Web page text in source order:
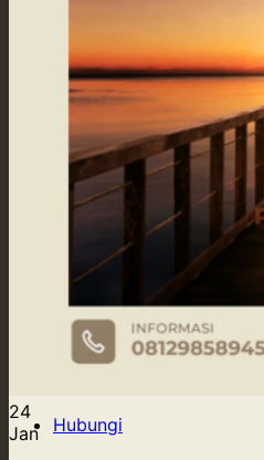
Tentang Kami
Blog
Kontak Kami
Hubungi
24
Jan